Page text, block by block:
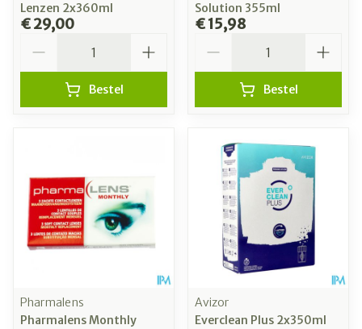
Lenzen 2x360ml
€ 29,00
Bestel
Solution 355ml
€ 15,98
Bestel
Pharmalens
Pharmalens Monthly
Avizor
Everclean Plus 2x350ml